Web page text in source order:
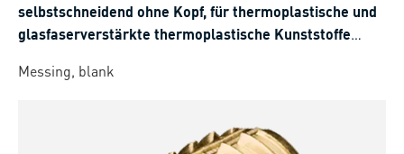
selbstschneidend ohne Kopf, für thermoplastische und
glasfaserverstärkte thermoplastische Kunststoffe
Messing, blank